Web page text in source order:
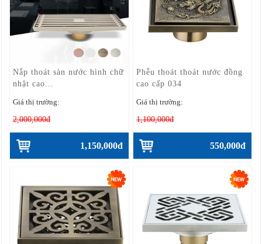
Nắp thoát sàn nước hình chữ
nhật cao...
Giá thị trường:
2,000,000đ
1,150,000đ
Phễu thoát thoát nước đồng
cao cấp 034
Giá thị trường:
1,100,000đ
550,000đ